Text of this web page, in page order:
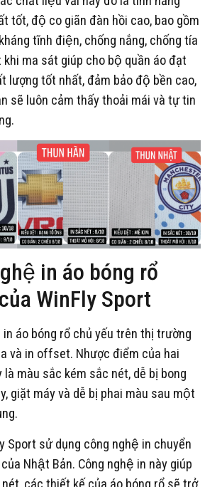
tốt, độ co giãn đàn hồi cao, bao gồm
tĩnh điện, chống nắng, chống tía
khi ma sát giúp cho bộ quần áo đạt
lượng tốt nhất, đảm bảo độ bền cao,
sẽ luôn cảm thấy thoải mái và tự tin
in áo bóng rổ
WinFly Sport
áo bóng rổ chủ yếu trên thị trường
và in offset. Nhược điểm của hai
là màu sắc kém sắc nét, dễ bị bong
giặt máy và dễ bị phai màu sau một
Sport sử dụng công nghệ in chuyển
Nhật Bản. Công nghệ in này giúp
các thiết kế của áo bóng rổ sẽ trở